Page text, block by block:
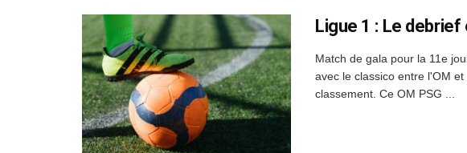
Ligue 1 : Le debrief
Match de gala pour la 11e
avec le classico entre l'OM
classement. Ce OM PSG ...